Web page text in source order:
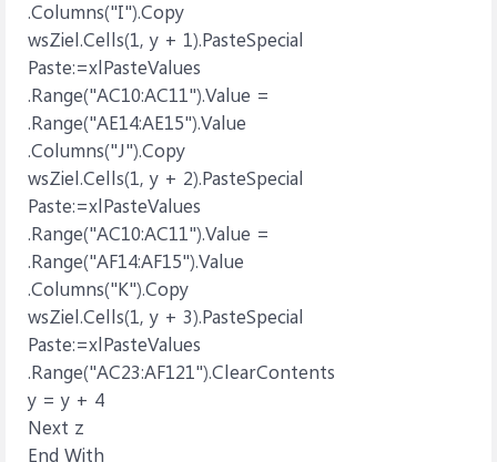
.Columns("I").Copy
wsZiel.Cells(1, y + 1).PasteSpecial
Paste:=xlPasteValues
.Range("AC10:AC11").Value =
.Range("AE14:AE15").Value
.Columns("J").Copy
wsZiel.Cells(1, y + 2).PasteSpecial
Paste:=xlPasteValues
.Range("AC10:AC11").Value =
.Range("AF14:AF15").Value
.Columns("K").Copy
wsZiel.Cells(1, y + 3).PasteSpecial
Paste:=xlPasteValues
.Range("AC23:AF121").ClearContents
y = y + 4
Next z
End With